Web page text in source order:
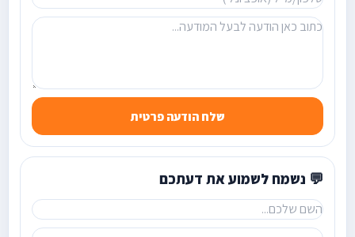
שלח הודעה פרטית
💬 נשמח לשמוע את דעתכם